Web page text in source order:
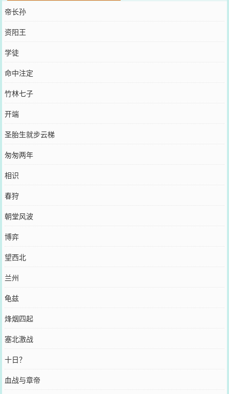
一代帝王，年号皇惟，开创一代治世！西面大败乾元汗国，南面攻克
上景天国，使天圣帝国距离一统人族只差一步！诸君且看圣昭宁的一
代帝王成长史。（多多提意见（?ò?ó?），作者会尽力回复每个人的
意见评论！谢谢???????！）
您要是觉得《
博微信里的朋友推荐哦！
帝长孙
资阳王
学徒
命中注定
竹林七子
开端
圣胎生就步云梯
匆匆两年
相识
春狩
朝堂风波
博弈
望西北
兰州
龟兹
烽烟四起
塞北激战
十日？
血战与章帝